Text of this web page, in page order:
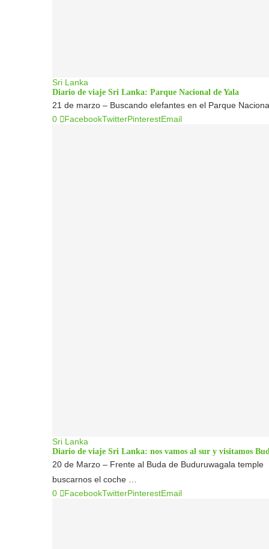
Sri Lanka
Diario de viaje Sri Lanka: Parque Nacional de Yala
21 de marzo – Buscando elefantes en el Parque
0
FacebookTwitterPinterestEmail
Sri Lanka
Diario de viaje Sri Lanka: nos vamos al sur y visitamos
20 de Marzo – Frente al Buda de Buduruwagala
buscarnos el coche …
0
FacebookTwitterPinterestEmail